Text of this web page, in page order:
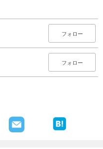
フォロー
フォロー